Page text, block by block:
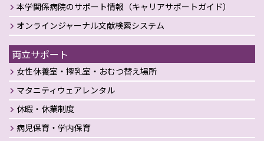
本学関係病院のサポート情報（キャリアサポートガイド）
オンラインジャーナル文献検索システム
両立サポート
女性休養室・搾乳室・おむつ替え場所
マタニティウェアレンタル
休暇・休業制度
病児保育・学内保育